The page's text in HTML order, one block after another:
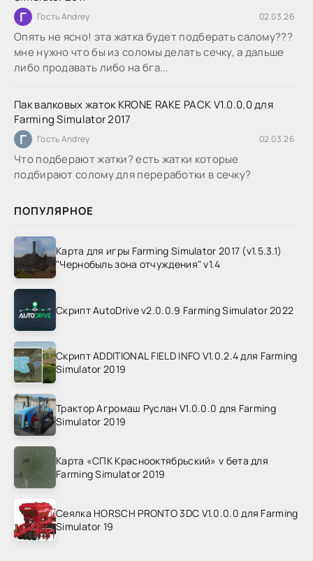
Г Гость Andrey 02.03.26
Опять не ясно! эта жатка будет подберать салому???
мне нужно что бы из соломы делать сечку, а дальше
либо продавать либо на бга...
Пак валковых жаток KRONE RAKE PACK V1.0.0.0 для
Farming Simulator 2017
Г Гость Andrey 02.03.26
Что подберают жатки? есть жатки которые
подбирают солому для переработки в сечку?
ПОПУЛЯРНОЕ
Карта для игры Farming Simulator 2017 (v1.5.3.1)
"Чернобыль зона отчуждения" v1.4
Скрипт AutoDrive v2.0.0.9 Farming Simulator 2022
Скрипт ADDITIONAL FIELD INFO V1.0.2.4 для Farming
Simulator 2019
Трактор Агромаш Руслан V1.0.0.0 для Farming
Simulator 2019
Карта «СПК Краснооктябрьский» v бета для
Farming Simulator 2019
Сеялка HORSCH PRONTO 3DC V1.0.0.0 для Farming
Simulator 19